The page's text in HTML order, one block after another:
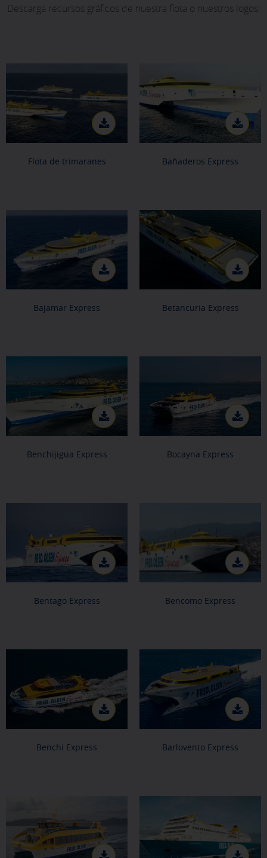
Descarga recursos gráficos de nuestra flota o nuestros logos:
Flota de trimaranes Bañaderos Express
Bajamar Express Betancuria Express
Benchijigua Express Bocayna Express
Bentago Express Bencomo Express
Benchi Express Barlovento Express
CONFIGURACIÓN DE COOKIES